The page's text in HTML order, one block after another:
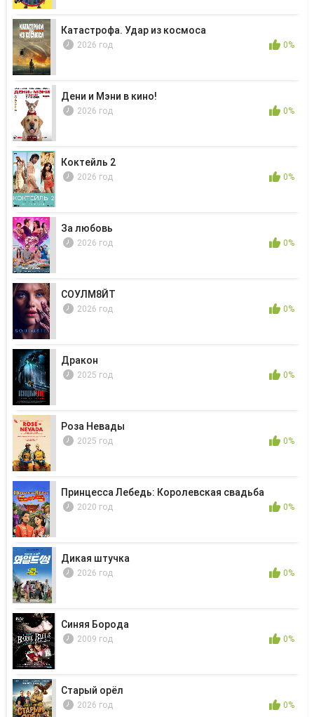
Катастрофа. Удар из космоса
2026 год 0%
Дени и Мэни в кино!
2026 год 0%
Коктейль 2
2026 год 0%
За любовь
2026 год 0%
СОУЛМ8ЙТ
2026 год 0%
Дракон
2025 год 0%
Роза Невады
2025 год 0%
Принцесса Лебедь: Королевская свадьба
2020 год 0%
Дикая штучка
2026 год 0%
Синяя Борода
2009 год 0%
Старый орёл
2026 год 0%